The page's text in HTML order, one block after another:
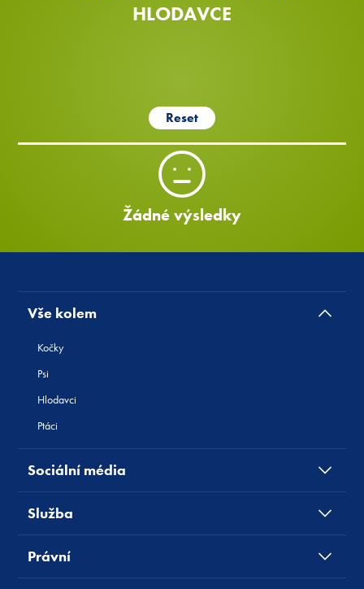
HLODAVCE
Reset
Žádné výsledky
Vše kolem
Kočky
Psi
Hlodavci
Ptáci
Sociální média
Služba
Právní